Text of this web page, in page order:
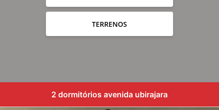
TERRENOS
2 dormitórios avenida ubirajara